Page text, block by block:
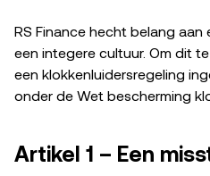
RS Finance hecht belang
een integere cultuur. Om dit
een klokkenluidersregeling
onder de Wet bescherming
Artikel 1 – Een